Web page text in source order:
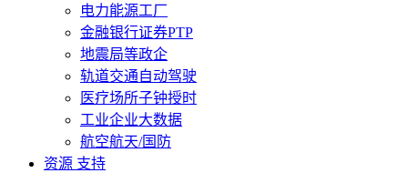
电力能源工厂
金融银行证券PTP
地震局等政企
轨道交通自动驾驶
医疗场所子钟授时
工业企业大数据
航空航天/国防
资源 支持